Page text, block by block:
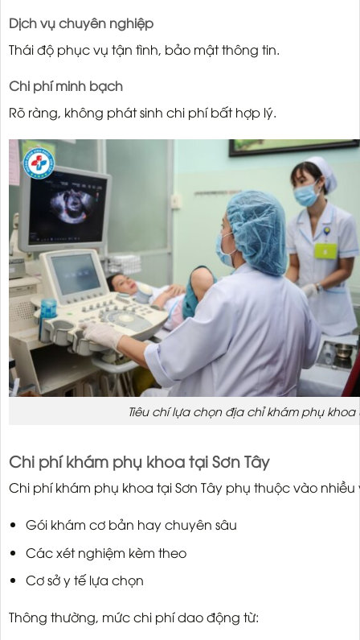
Dịch vụ chuyên nghiệp
Thái độ phục vụ tận tình, bảo mật thông tin.
Chi phí minh bạch
Rõ ràng, không phát sinh chi phí bất hợp lý.
Tiêu chí lựa chọn địa chỉ khám phụ khoa
Chi phí khám phụ khoa tại Sơn Tây
Chi phí khám phụ khoa tại Sơn Tây phụ thuộc vào nhiều
Gói khám cơ bản hay chuyên sâu
Các xét nghiệm kèm theo
Cơ sở y tế lựa chọn
Thông thường, mức chi phí dao động từ: